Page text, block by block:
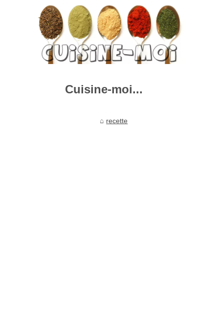
Cuisine-moi...
recette